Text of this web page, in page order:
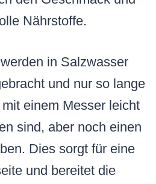
Nährstoffe.
in Salzwasser
und nur so lange
einem Messer leicht
sind, aber noch einen
Dies sorgt für eine
und bereitet die